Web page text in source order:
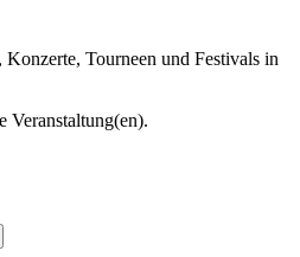
Tourneen und Festivals in
Veranstaltung(en).